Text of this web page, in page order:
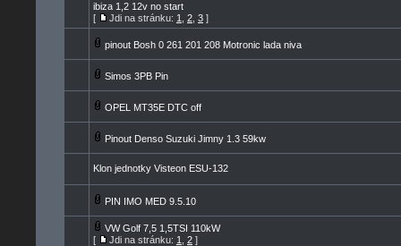
ibiza 1,2 12v no start
[
Jdi na stránku: 1 2 3 ]
pinout Bosh 0 261 201 208 Motronic lada niva
Simos 3PB Pin
OPEL MT35E DTC off
Pinout Denso Suzuki Jimny 1.3 59kw
Klon jednotky Visteon ESU-132
PIN IMO MED 9.5.10
VW Golf 7,5 1,5TSI 110kW
[
Jdi na stránku: 1 2 ]